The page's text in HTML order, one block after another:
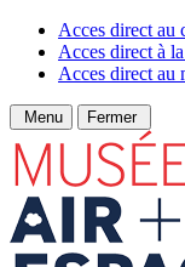
Acces direct au
Acces direct à
Acces direct au
Menu Fermer